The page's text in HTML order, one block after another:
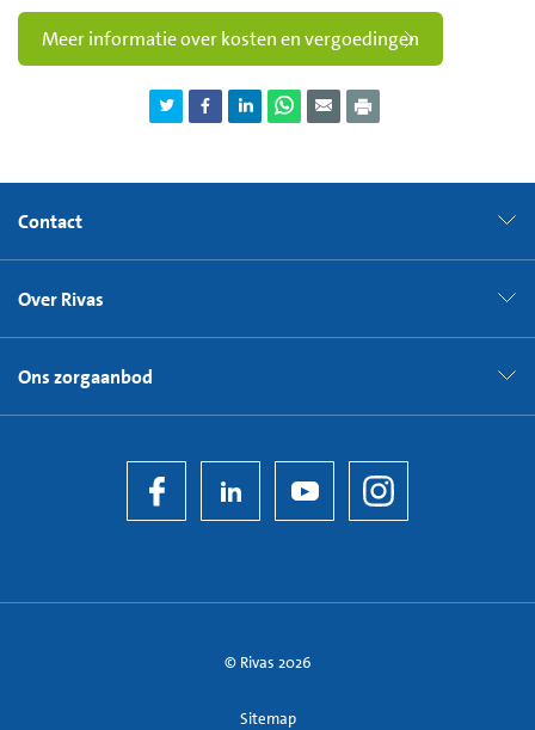
Meer informatie over kosten en vergoedingen
Contact
Over Rivas
Ons zorgaanbod
© Rivas 2026
Sitemap